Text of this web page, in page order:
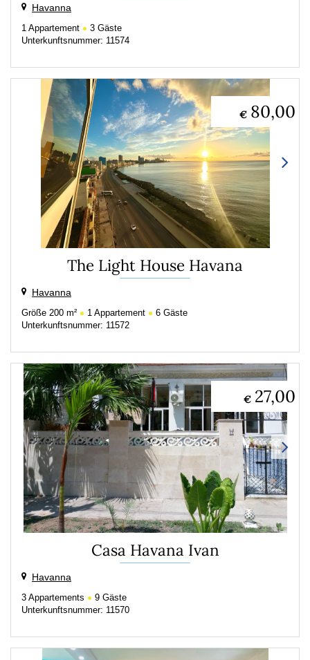
Havanna
1 Appartement 3 Gäste
Unterkunftsnummer: 11574
80,00
€
The Light House Havana
Havanna
Größe 200 m² 1 Appartement 6 Gäste
Unterkunftsnummer: 11572
27,00
€
Casa Havana Ivan
Havanna
3 Appartements 9 Gäste
Unterkunftsnummer: 11570